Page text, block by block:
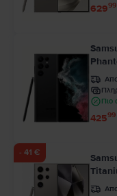
62999
Πιο
42599
- 41 €